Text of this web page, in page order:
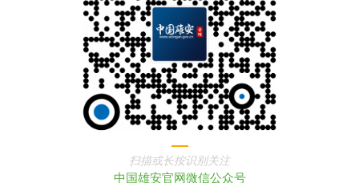
扫描或长按识别关注
中国雄安官网微信公众号